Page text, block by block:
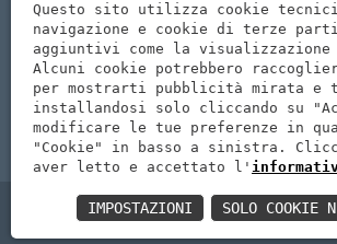
045 7552187
Questo sito utilizza cookie
navigazione e cookie di terze
aggiuntivi come la
Alcuni cookie potrebbero
per mostrarti pubblicità mirata
installandosi solo cliccando su
modificare le tue preferenze in
"Cookie" in basso a sinistra.
aver letto e accettato l'
SOLO COOKIE
IMPOSTAZIONI